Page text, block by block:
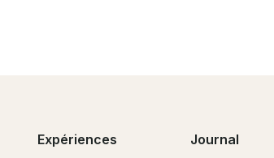
Expériences Journal